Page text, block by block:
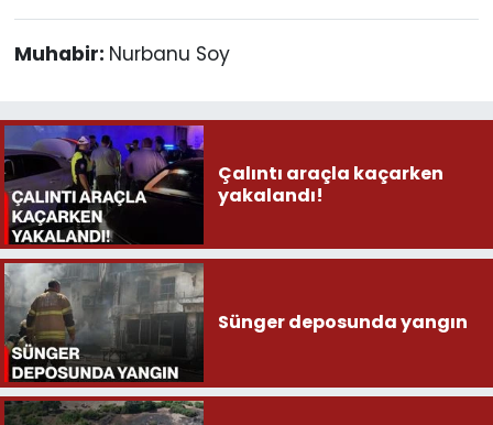
Muhabir: Nurbanu Soy
Çalıntı araçla kaçarken
yakalandı!
Sünger deposunda yangın